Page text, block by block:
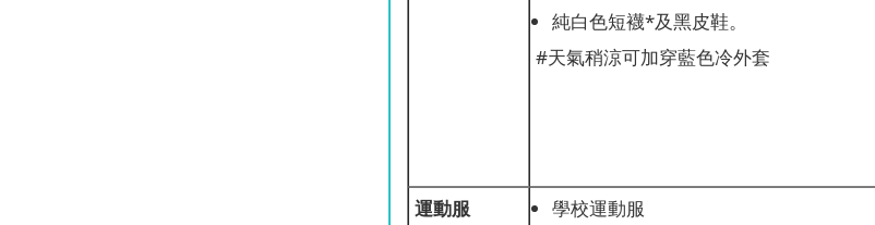
純白色短襪*及黑皮鞋。
#天氣稍涼可加穿藍色冷外套
運動服
學校運動服